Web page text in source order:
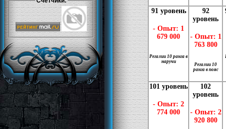
91 уровень
- Опыт: 1
679 000
Регалии 10 ранга в
наручи
92
уровень
- Опыт: 1
763 800
Регалии 10
ранга в пояс
101 уровень
- Опыт: 2
774 000
102
уровень
- Опыт: 2
920 800